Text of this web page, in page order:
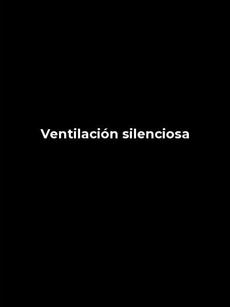
Ventilación silenciosa